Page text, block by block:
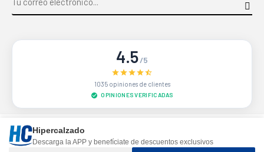
4.5/5
1035 opiniones de clientes
OPINIONES VERIFICADAS
Sitio protegido por reCAPTCHA.
Hipercalzado
Descarga la APP y benefíciate de descuentos exclusivos